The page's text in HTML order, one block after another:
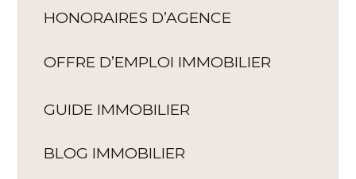
HONORAIRES D’AGENCE
OFFRE D’EMPLOI IMMOBILIER
GUIDE IMMOBILIER
BLOG IMMOBILIER